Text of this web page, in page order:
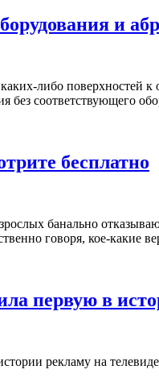
и
либо поверхностей
без соответствующего
бесплатно
банально
говоря, кое-какие
первую в
рекламу на